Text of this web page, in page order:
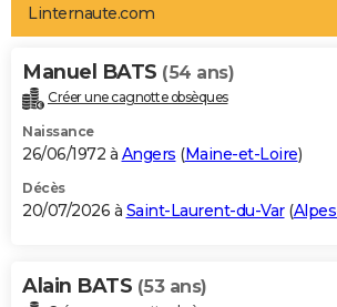
Art de vivre
Bien-être
Loisirs
Mode
Modes de vie
Alimentation
Guide de la santé
Maladies
Médicaments
Sommeil
VOYAGE
Destinations
City break
Voyage nature
Voyage de noces
Forum
Climat
+PHOTO
GUIDES D'ACHAT
BONS PLANS
Carte de Noël
Carte Bonne année
Carte Saint-Valentin
Carte Pâques
Carte d'anniversaire
DICTIONNAIRE
Linternaute.com
Manuel BATS (54 ans)
Créer une cagnotte obsèques
Naissance
26/06/1972 à Angers (Maine-et-Loire)
Décès
20/07/2026 à Saint-Laurent-du-Var(
Alain BATS (53 ans)